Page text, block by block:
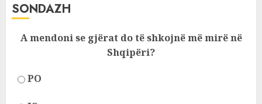
SONDAZH
A mendoni se gjërat do të shkojnë më mirë në
Shqipëri?
PO